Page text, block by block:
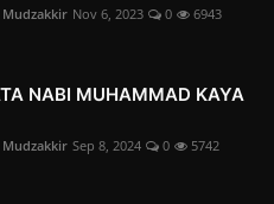
Mudzakkir Nov 6, 2023 0 6943
NABI MUHAMMAD KAYA
Mudzakkir Sep 8, 2024 0 5742